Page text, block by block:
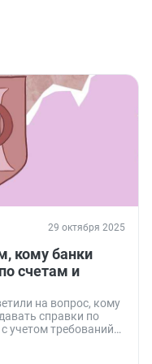
29 октября 2025
кому банки
счетам и
на вопрос, кому
справки по
учетом требований